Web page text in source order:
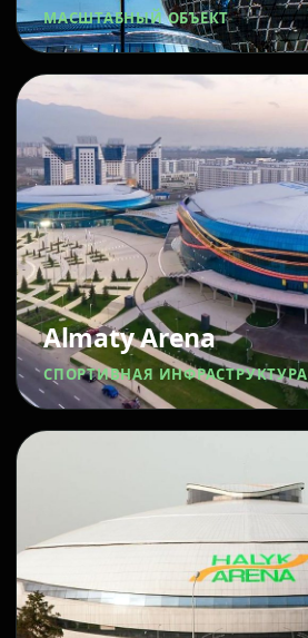
МАСШТАБНЫЙ ОБЪЕКТ
Almaty Arena
СПОРТИВНАЯ ИНФРАСТРУКТУРА